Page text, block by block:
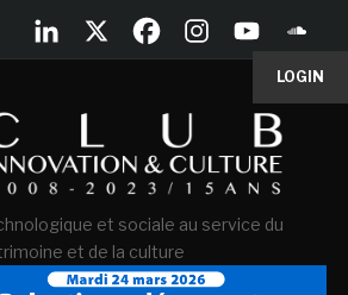
LOGIN
et sociale au service du
et de la culture